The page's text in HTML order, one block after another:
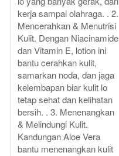
kerja sampai olahraga. . 2.
Mencerahkan & Menutrisi
Kulit. Dengan Niacinamide
dan Vitamin E, lotion ini
bantu cerahkan kulit,
samarkan noda, dan jaga
kelembapan biar kulit lo
tetap sehat dan kelihatan
bersih. . 3. Menenangkan
& Melindungi Kulit.
Kandungan Aloe Vera
bantu menenangkan kulit